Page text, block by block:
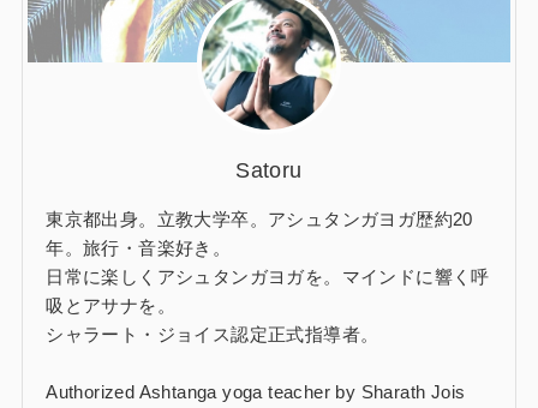
Satoru
東京都出身。立教大学卒。アシュタンガヨガ歴約20
年。旅行・音楽好き。
日常に楽しくアシュタンガヨガを。マインドに響く呼
吸とアサナを。
シャラート・ジョイス認定正式指導者。
Authorized Ashtanga yoga teacher by Sharath Jois